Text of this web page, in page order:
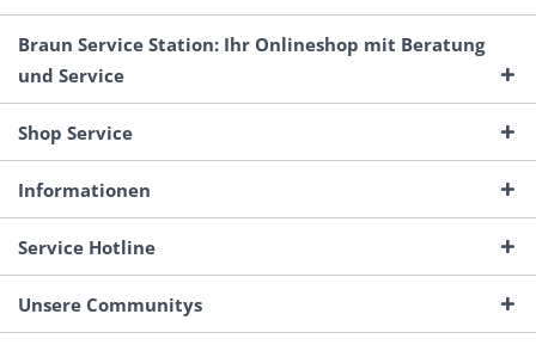
Braun Service Station: Ihr Onlineshop mit Beratung
und Service
Shop Service
Informationen
Service Hotline
Unsere Communitys